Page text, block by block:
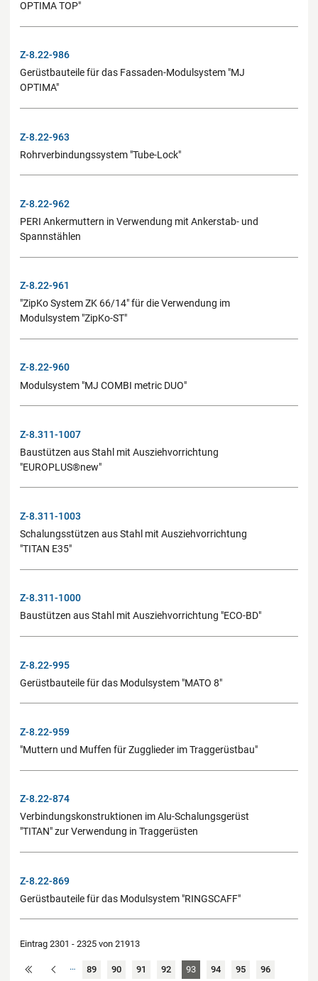
OPTIMA TOP"
Z-8.22-986
Gerüstbauteile für das Fassaden-Modulsystem "MJ
OPTIMA"
Z-8.22-963
Rohrverbindungssystem "Tube-Lock"
Z-8.22-962
PERI Ankermuttern in Verwendung mit Ankerstab- und
Spannstählen
Z-8.22-961
"ZipKo System ZK 66/14" für die Verwendung im
Modulsystem "ZipKo-ST"
Z-8.22-960
Modulsystem "MJ COMBI metric DUO"
Z-8.311-1007
Baustützen aus Stahl mit Ausziehvorrichtung
"EUROPLUS®new"
Z-8.311-1003
Schalungsstützen aus Stahl mit Ausziehvorrichtung
"TITAN E35"
Z-8.311-1000
Baustützen aus Stahl mit Ausziehvorrichtung "ECO-BD"
Z-8.22-995
Gerüstbauteile für das Modulsystem "MATO 8"
Z-8.22-959
"Muttern und Muffen für Zugglieder im Traggerüstbau"
Z-8.22-874
Verbindungskonstruktionen im Alu-Schalungsgerüst
"TITAN" zur Verwendung in Traggerüsten
Z-8.22-869
Gerüstbauteile für das Modulsystem "RINGSCAFF"
Eintrag 2301 - 2325 von 21913
… 89 90 91 92 93 94 95 96